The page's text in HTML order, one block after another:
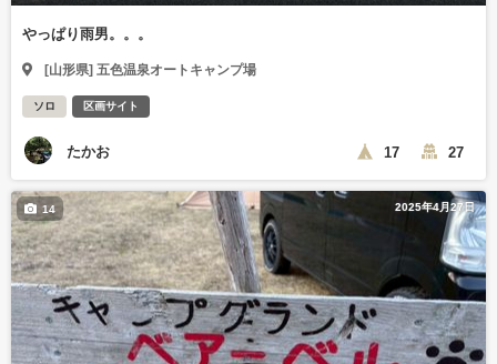
やっぱり雨男。。。
[山形県] 五色温泉オートキャンプ場
ソロ 区画サイト
たかお 17 27
2025年4月27日
14